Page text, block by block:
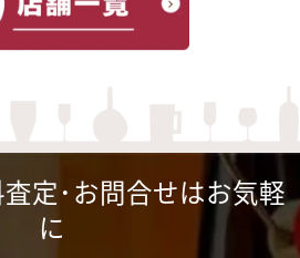
定･お問合せはお気軽
に